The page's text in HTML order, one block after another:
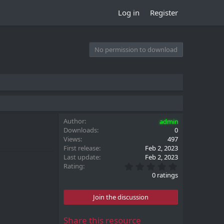
Log in Register
No permission to download
Author
admin
Downloads
0
Views
497
First release
Feb 2, 2023
Last update
Feb 2, 2023
Rating
.
0
t
0 ratings
Join the discussion
Share this resource